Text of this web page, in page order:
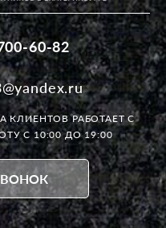
60-82
КЛИЕНТОВ РАБОТАЕТС
С 10:00 ДО 19:00